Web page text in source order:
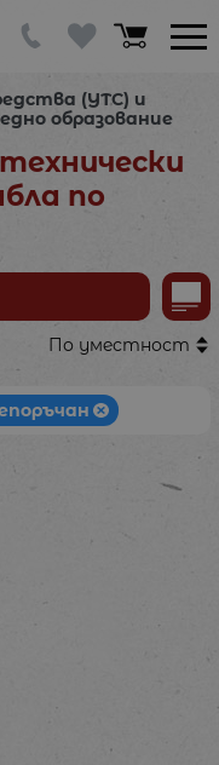
(УТС) и
образование
по
По уместност